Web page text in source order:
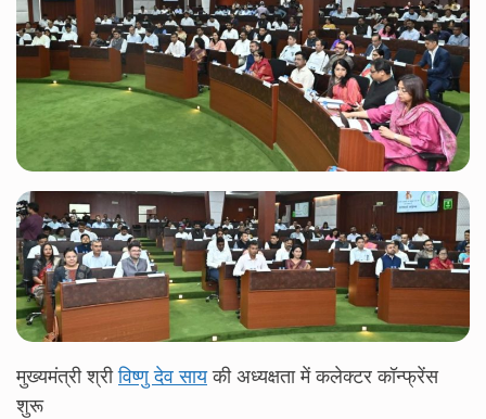
मुख्यमंत्री श्रीविष्णु देव सायकी अध्यक्षता में कलेक्टर कॉन्फ्रेंस
शुरू